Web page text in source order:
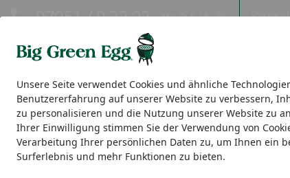
Unsere Seite verwendet Cookies und ähnliche
Benutzererfahrung auf unserer Website zu verbessern,
zu personalisieren und die Nutzung unserer Website zu
Ihrer Einwilligung stimmen Sie der Verwendung von
Verarbeitung Ihrer persönlichen Daten zu, um Ihnen ein
Surferlebnis und mehr Funktionen zu bieten.
Eigene Montage-Teams
07051 / 9 22 22 Mo-Fr. 8-16 Uhr
EGGs EGG Nest, Tische & Seitentische Modulare
Startseite
Big Green Egg Zubehör Kohle & Räucherholz Big